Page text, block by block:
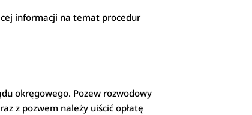
informacji na temat procedur
okręgowego. Pozew rozwodowy
z pozwem należy uiścić opłatę